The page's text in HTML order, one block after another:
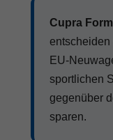
Cupra
entscheiden
EU-
sportlichen
gegenüber
sparen.